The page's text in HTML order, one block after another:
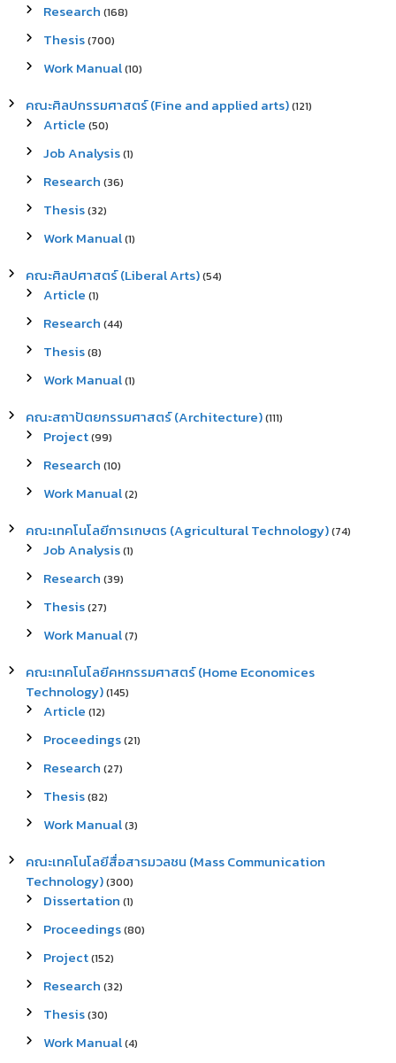
Research (168)
Thesis(700)
Work Manual(10)
คณะศิลปกรรมศาสตร์ (Fine and applied arts)(121)
Article (50)
Job Analysis(1)
Research (36)
Thesis(32)
Work Manual(1)
คณะศิลปศาสตร์ (Liberal Arts)(54)
Article (1)
Research (44)
Thesis(8)
Work Manual(1)
คณะสถาปัตยกรรมศาสตร์ (Architecture)(111)
Project(99)
Research (10)
Work Manual(2)
คณะเทคโนโลยีการเกษตร (Agricultural Technology)(74)
Job Analysis(1)
Research (39)
Thesis(27)
Work Manual(7)
คณะเทคโนโลยีคหกรรมศาสตร์ (Home Economices
Technology)(145)
Article (12)
Proceedings(21)
Research (27)
Thesis(82)
Work Manual(3)
คณะเทคโนโลยีสื่อสารมวลชน (Mass Communication
Technology)(300)
Dissertation (1)
Proceedings(80)
Project(152)
Research (32)
Thesis(30)
Work Manual(4)